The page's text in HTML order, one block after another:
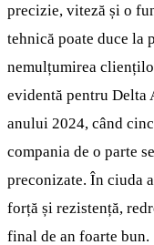
precizie, viteză și o
tehnică poate duce la
nemulțumirea
evidentă pentru
anului 2024, când
compania de o parte
preconizate. În ciuda
forță și rezistență,
final de an foarte bun.